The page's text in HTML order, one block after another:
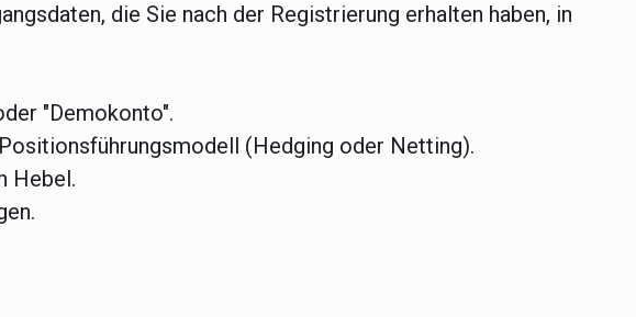
die Sie nach der Registrierung erhalten haben, in
"Demokonto".
(Hedging oder Netting).
Hebel.